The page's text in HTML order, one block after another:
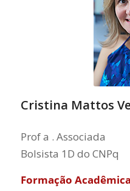
Cristina Mattos
Prof a . Associada
Bolsista 1D do CNPq
Formação